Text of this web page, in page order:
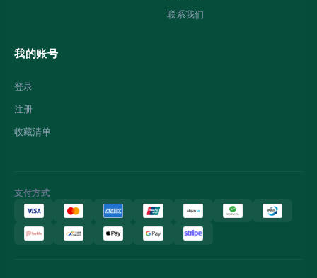
联系我们
我的账号
登录
注册
收藏清单
支付方式